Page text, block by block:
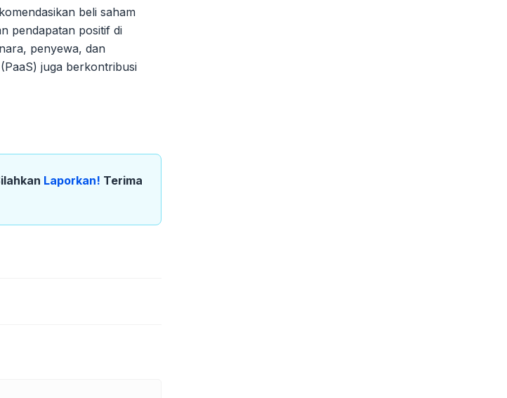
beli saham
pendapatan positif di
penyewa, dan
juga berkontribusi
Laporkan! Terima